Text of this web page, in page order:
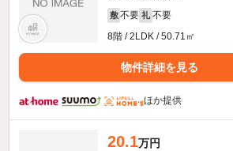
敷 不要 礼 不要
8階 / 2LDK / 50.71㎡
物件詳細を見る
ほか提供
20.1万円